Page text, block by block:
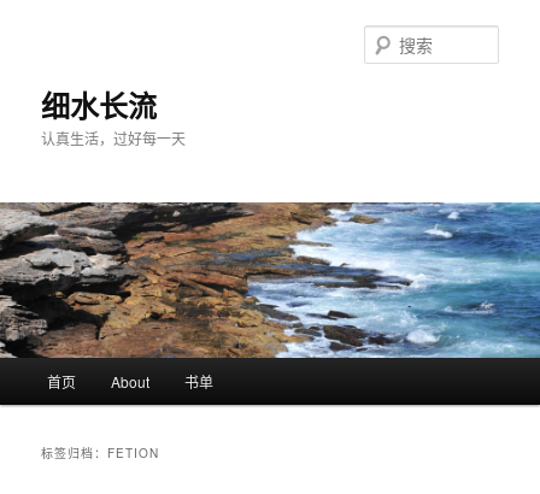
细水长流
认真生活，过好每一天
索
首页 About 书单
标签归档： FETION